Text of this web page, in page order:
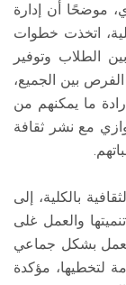
موضحًا أن إدارة
اتخذت خطوات
الطلاب وتوفير
بين الجميع،
ما يمكنهم من
مع نشر ثقافة
بالكلية، إلى
والعمل غلى
بشكل جماعي
لتخطيها، مؤكدة